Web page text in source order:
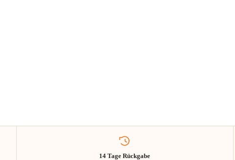
14 Tage Rückgabe